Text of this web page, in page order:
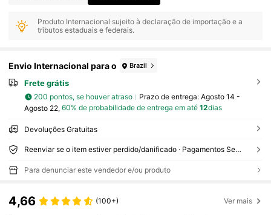
Produto Internacional sujeito à declaração de importação e a
tributos estaduais e federais.
Envio Internacional para o Brazil
Frete grátis
200 pontos, se houver atraso Prazo de entrega: Agosto 14 -
Agosto 22, 60% de probabilidade de entrega em até 12dias
Devoluções Gratuitas
Reenviar se o item estiver perdido/danificado · Pagamentos Seguros · Proteção de privacidade
Para denunciar este vendedor e/ou produto
4,66 (100+) Ver mais